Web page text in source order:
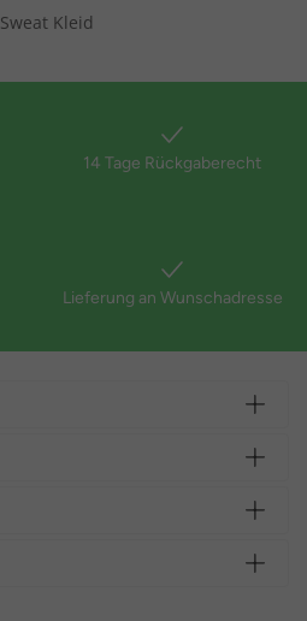
Sweat Kleid
14 Tage Rückgaberecht
Lieferung an Wunschadresse